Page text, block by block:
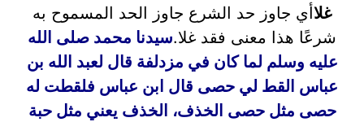
غلاأي جاوز حد الشرع جاوز الحد المسموح به
شرعًا هذا معنى فقد غلا.سيدنا محمد صلى الله
عليه وسلم لما كان في مزدلفة قال لعبد الله بن
عباس القط لي حصى قال ابن عباس فلقطت له
حصى مثل حصى الخذف، الخذف يعني مثل حبة